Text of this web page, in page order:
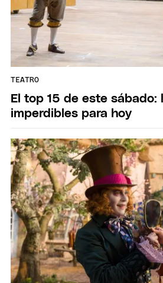
TEATRO
El top 15 de este sábado:
imperdibles para hoy